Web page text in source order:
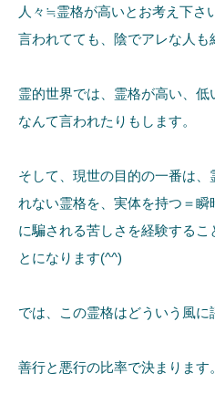
人々≒霊格が高いとお考え下さ
言われてても、陰でアレな人も
霊的世界では、霊格が高い、低
なんて言われたりもします。
そして、現世の目的の一番は
れない霊格を、実体を持つ＝
に騙される苦しさを経験するこ
とになります(^^)
では、この霊格はどういう風に
善行と悪行の比率で決まります。